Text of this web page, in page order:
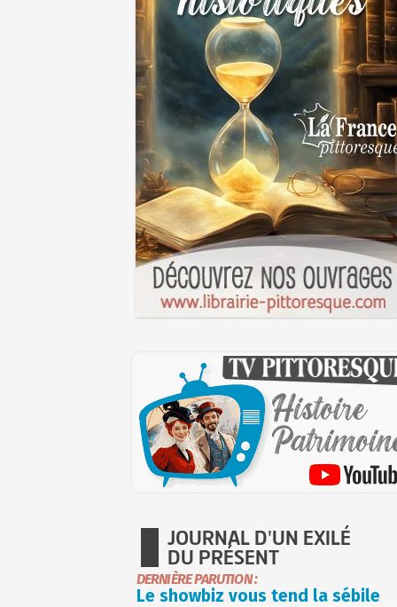
JOURNAL D'UN EXILÉ
DU PRÉSENT
DERNIÈRE PARUTION :
Le showbiz vous tend la sébile